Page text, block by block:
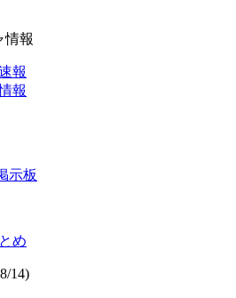
情報
報
報
示板
め
14)